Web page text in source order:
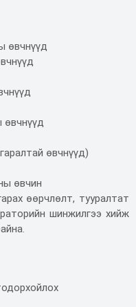
өвчнүүд
өвчнүүд
өвчнүүд)
өвчин
өөрчлөлт, тууралтат
шинжилгээ хийж
байна.